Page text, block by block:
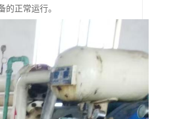
正常运行。